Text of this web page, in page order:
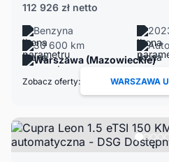
112 926 zł netto
Benzyna
30 600 km
Warszawa (Mazowieckie)
Zobacz oferty: WARSZAWA